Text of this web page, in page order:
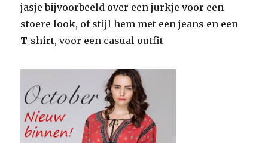
jasje bijvoorbeeld over een jurkje voor een
stoere look, of stijl hem met een jeans en een
T-shirt, voor een casual outfit